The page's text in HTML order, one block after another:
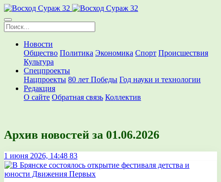
Новости
Общество Политика Экономика Спорт Происшествия
Культура
Спецпроекты
Нацпроекты 80 лет Победы Год науки и технологии
Редакция
О сайте Обратная связь Коллектив
Архив новостей за 01.06.2026
1 июня 2026, 14:48 83